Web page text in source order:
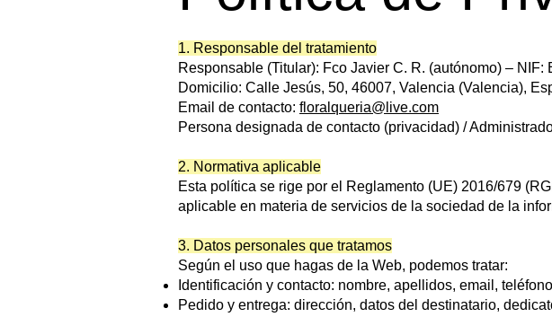
1. Responsable del tratamiento
Responsable (Titular): Fco Javier C. R. (autónomo) – NIF:
Domicilio: Calle Jesús, 50, 46007, Valencia (Valencia),
Email de contacto: floralqueria@live.com
Persona designada de contacto (privacidad) /
2. Normativa aplicable
Esta política se rige por el Reglamento (UE) 2016/679
aplicable en materia de servicios de la sociedad de la
3. Datos personales que tratamos
Según el uso que hagas de la Web, podemos tratar:
Identificación y contacto: nombre, apellidos, email,
Pedido y entrega: dirección, datos del destinatario,